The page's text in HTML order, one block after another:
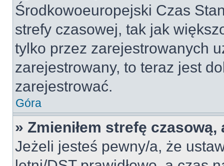
Środkowoeuropejski Czas
strefy czasowej, tak jak
tylko przez zarejestrowanych
zarejestrowany, to teraz jest
zarejestrować.
Góra
» Zmieniłem strefę
Jeżeli jesteś pewny/a, że